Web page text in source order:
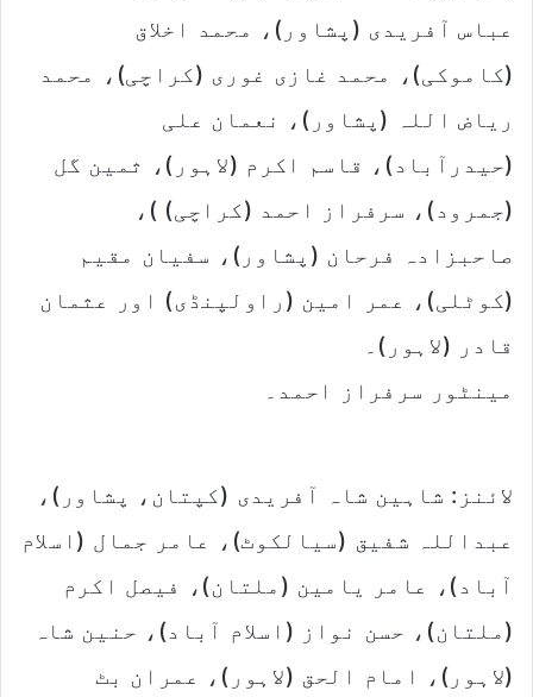
عباس آفریدی (پشاور)، محمد اخلاق
(کاموکی)، محمد غازی غوری (کراچی)، محمد
ریاض اللہ (پشاور)، نعمان علی
(حیدرآباد)، قاسم اکرم (لاہور)، ثمین گل
(جمرود)، سرفراز احمد (کراچی) )،
صاحبزادہ فرحان (پشاور)، سفیان مقیم
(کوٹلی)، عمر امین (راولپنڈی) اور عثمان
قادر (لاہور)۔
مینٹور سرفراز احمد۔
لائنز: شاہین شاہ آفریدی (کپتان، پشاور)،
عبداللہ شفیق (سیالکوٹ)، عامر جمال (اسلام
آباد)، عامر یامین (ملتان)، فیصل اکرم
(ملتان)، حسن نواز (اسلام آباد)، حنین شاہ
(لاہور)، امام الحق (لاہور)، عمران بٹ